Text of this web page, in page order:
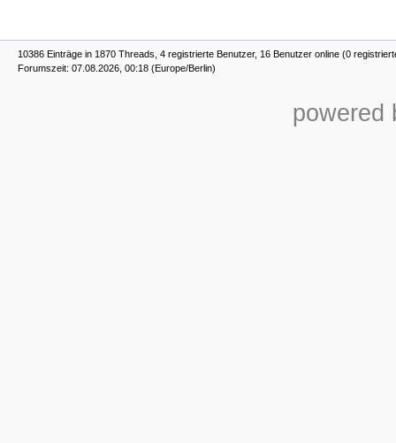
10386 Einträge in 1870 Threads, 4 registrierte Benutzer, 16 Benutzer online (0
Forumszeit: 07.08.2026, 00:18 (Europe/Berlin)
powered